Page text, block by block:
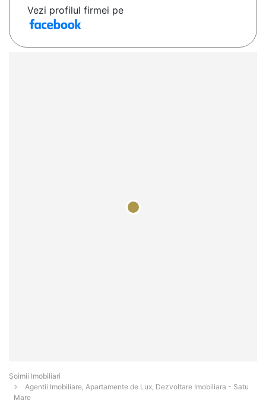
Vezi profilul firmei pe
Șoimii Imobiliari
Agentii Imobiliare, Apartamente de Lux, Dezvoltare Imobiliara - Satu
Mare